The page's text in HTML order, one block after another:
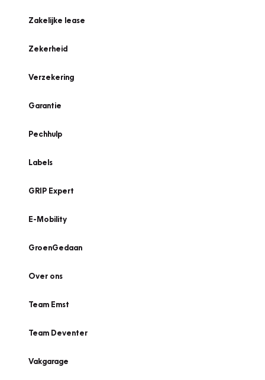
Zakelijke lease
Zekerheid
Verzekering
Garantie
Pechhulp
Labels
GRIP Expert
E-Mobility
GroenGedaan
Over ons
Team Emst
Team Deventer
Vakgarage